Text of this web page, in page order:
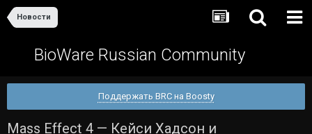
Новости
BioWare Russian Community
Поддержать BRC на Boosty
Mass Effect 4 — Кейси Хадсон и